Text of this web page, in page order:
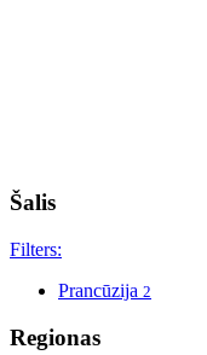
Šalis
Filters:
Prancūzija 2
Regionas